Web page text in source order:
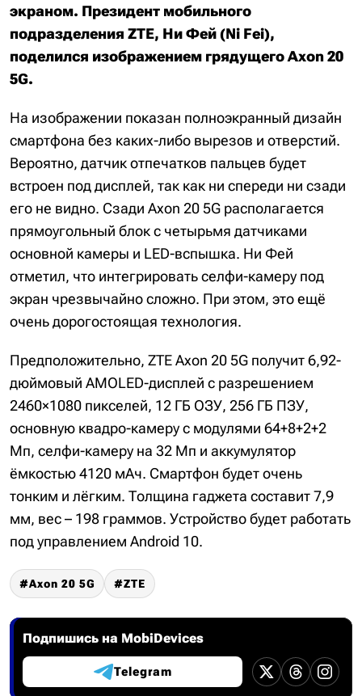
экраном. Президент мобильного
подразделения ZTE, Ни Фей (Ni Fei),
поделился изображением грядущего Axon 20
5G.
На изображении показан полноэкранный дизайн
смартфона без каких-либо вырезов и отверстий.
Вероятно, датчик отпечатков пальцев будет
встроен под дисплей, так как ни спереди ни сзади
его не видно. Сзади Axon 20 5G располагается
прямоугольный блок с четырьмя датчиками
основной камеры и LED-вспышка. Ни Фей
отметил, что интегрировать селфи-камеру под
экран чрезвычайно сложно. При этом, это ещё
очень дорогостоящая технология.
Предположительно, ZTE Axon 20 5G получит 6,92-
дюймовый AMOLED-дисплей с разрешением
2460×1080 пикселей, 12 ГБ ОЗУ, 256 ГБ ПЗУ,
основную квадро-камеру с модулями 64+8+2+2
Мп, селфи-камеру на 32 Мп и аккумулятор
ёмкостью 4120 мАч. Смартфон будет очень
тонким и лёгким. Толщина гаджета составит 7,9
мм, вес – 198 граммов. Устройство будет работать
под управлением Android 10.
Axon 20 5G ZTE
Подпишись на MobiDevices
Telegram